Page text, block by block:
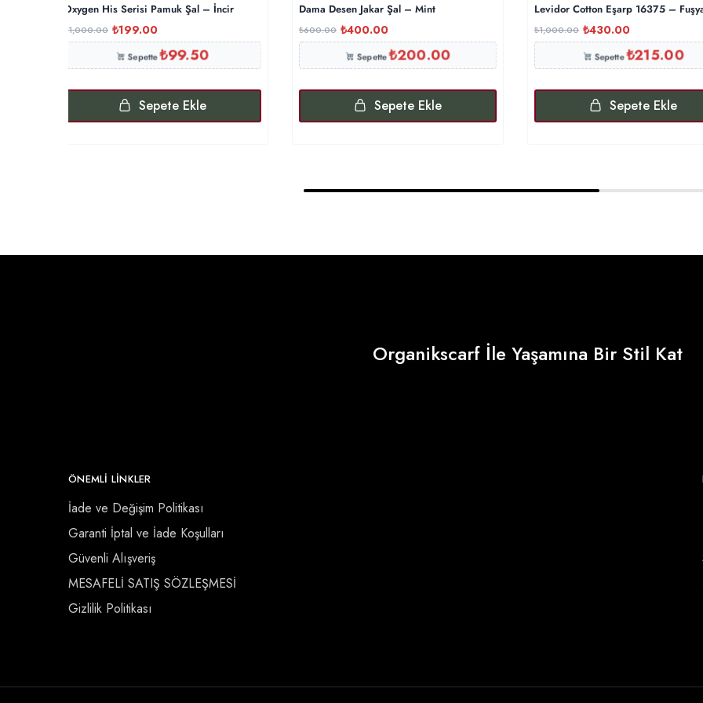
Oxygen His Serisi Pamuk Şal – İncir
1,000.00 ₺199.00
Sepette₺99.50
Sepete Ekle
Dama Desen Jakar Şal – Mint
₺600.00 ₺400.00
Sepette₺200.00
Sepete Ekle
Levidor Cotton Eşarp 16375 –
₺1,000.00 ₺430.00
Sepette₺215.00
Sepete Ekle
Organikscarf İle Yaşamına Bir Stil Kat
ÖNEMLI LINKLER
İade ve Değişim Politikası
Garanti İptal ve İade Koşulları
Güvenli Alışveriş
MESAFELİ SATIŞ SÖZLEŞMESİ
Gizlilik Politikası